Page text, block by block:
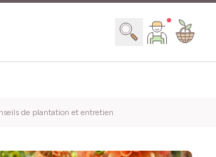
Chercher
de plantation et entretien